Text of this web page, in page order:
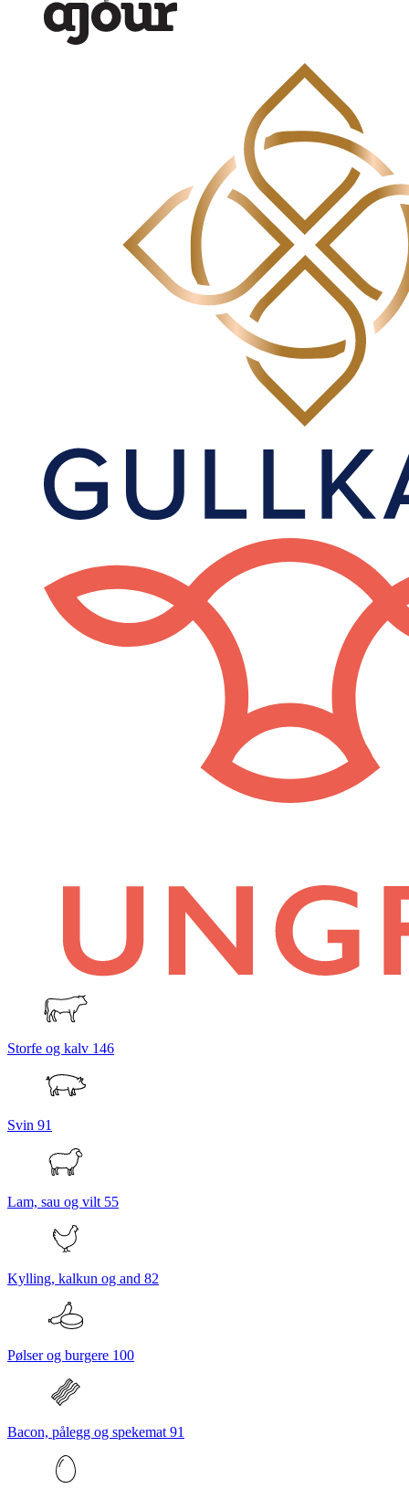
Storfe og kalv 146
Svin 91
Lam, sau og vilt 55
Kylling, kalkun og and 82
Pølser og burgere 100
Bacon, pålegg og spekemat 91